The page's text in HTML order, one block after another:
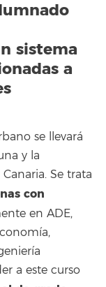
sistema
a
se llevará
y la
Se trata
con
en ADE,
a este curso